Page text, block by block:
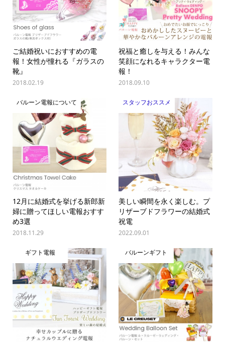
ご結婚祝いにおすすめの電
報！女性が憧れる『ガラスの
靴』
2018.02.19
祝福と癒しを与える！みんな
笑顔になれるキャラクター電
報！
2018.09.10
バルーン電報について
12月に結婚式を挙げる新郎新
婦に贈ってほしい電報おすす
め3選
2018.11.29
スタッフおススメ
美しい瞬間を永く楽しむ。プ
リザーブドフラワーの結婚式
祝電
2022.09.01
ギフト電報 バルーンギフト